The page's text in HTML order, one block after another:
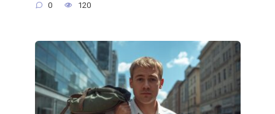
0 120